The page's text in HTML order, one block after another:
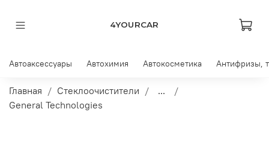
4YOURCAR
Автоаксессуары Автохимия Автокосметика Антифризы,
Главная Стеклоочистители
...
General Technologies